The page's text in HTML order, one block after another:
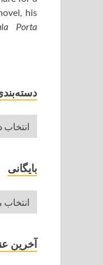
his
Porta
بایگانی
آخرین